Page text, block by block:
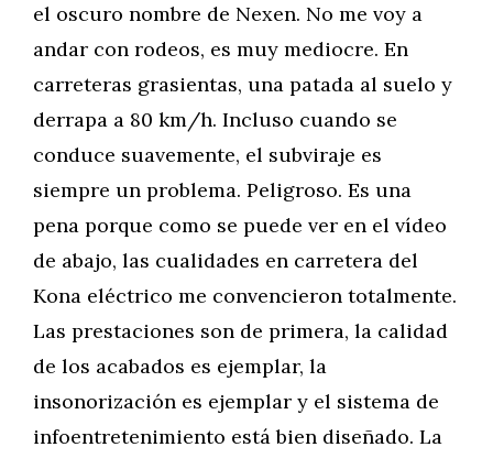
el oscuro nombre de Nexen. No me voy a
andar con rodeos, es muy mediocre. En
carreteras grasientas, una patada al suelo y
derrapa a 80 km/h. Incluso cuando se
conduce suavemente, el subviraje es
siempre un problema. Peligroso. Es una
pena porque como se puede ver en el vídeo
de abajo, las cualidades en carretera del
Kona eléctrico me convencieron totalmente.
Las prestaciones son de primera, la calidad
de los acabados es ejemplar, la
insonorización es ejemplar y el sistema de
infoentretenimiento está bien diseñado. La